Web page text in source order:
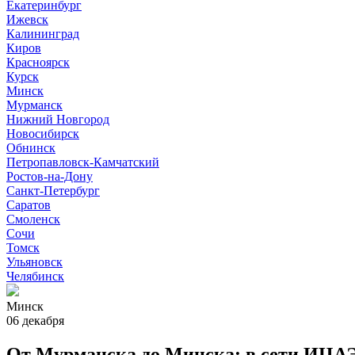
Екатеринбург
Ижевск
Калининград
Киров
Красноярск
Курск
Минск
Мурманск
Нижний Новгород
Новосибирск
Обнинск
Петропавловск-Камчатский
Ростов-на-Дону
Санкт-Петербург
Саратов
Смоленск
Сочи
Томск
Ульяновск
Челябинск
Минск
06 декабря